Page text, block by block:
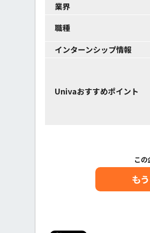
業界
職種
インターンシップ情報
Univaおすすめポイント
こ
も